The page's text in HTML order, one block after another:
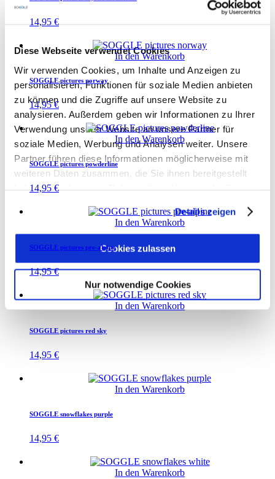
Diese Webseite verwendet Cookies
Wir verwenden Cookies, um Inhalte und Anzeigen zu
personalisieren, Funktionen für soziale Medien anbieten
zu können und die Zugriffe auf unsere Website zu
analysieren. Außerdem geben wir Informationen zu Ihrer
Verwendung unserer Website an unsere Partner für
soziale Medien, Werbung und Analysen weiter. Unsere
Partner führen diese Informationen möglicherweise mit
weiteren Daten zusammen, die Sie ihnen bereitgestellt
haben oder die sie im Rahmen Ihrer Nutzung der Dienste
Details zeigen
Cookies zulassen
Nur notwendige Cookies
14,95 €
In den Warenkorb
SOGGLE pictures norway
14,95€
In den Warenkorb
SOGGLE pictures powderline
14,95 €
In den Warenkorb
SOGGLE pictures pre-alpine
14,95€
In den Warenkorb
SOGGLE pictures red sky
14,95 €
In den Warenkorb
SOGGLE snowflakes purple
14,95 €
In den Warenkorb